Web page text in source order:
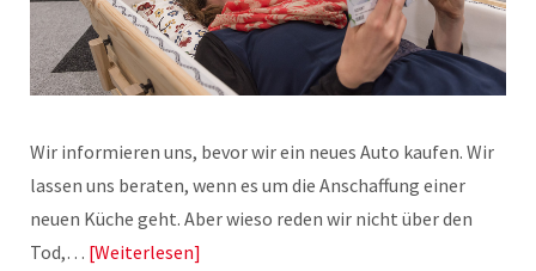
Wir informieren uns, bevor wir ein neues Auto kaufen. Wir
lassen uns beraten, wenn es um die Anschaffung einer
neuen Küche geht. Aber wieso reden wir nicht über den
Tod,… Weiterlesen